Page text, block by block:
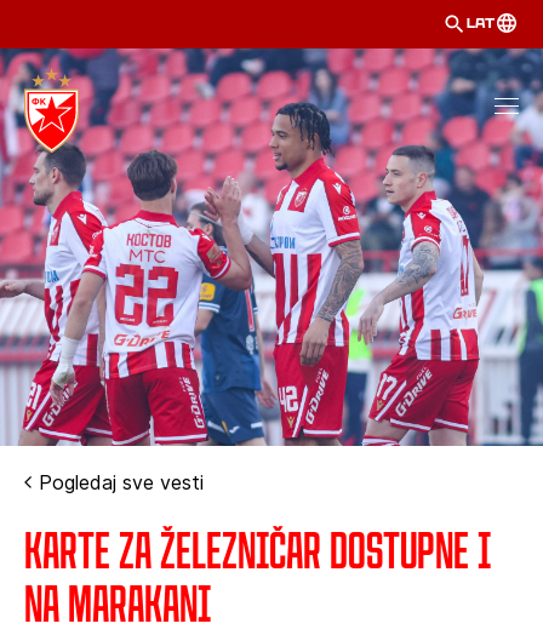
LAT
Pogledaj sve vesti
Karte za Železničar dostupne i
na Marakani